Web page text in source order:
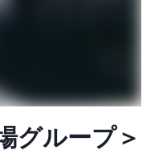
グループ＞